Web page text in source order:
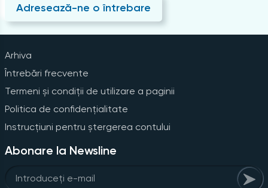
Adresează-ne o întrebare
Arhiva
Întrebări frecvente
Termeni și condiții de utilizare a paginii
Politica de confidențialitate
Instrucțiuni pentru ștergerea contului
Abonare la Newsline